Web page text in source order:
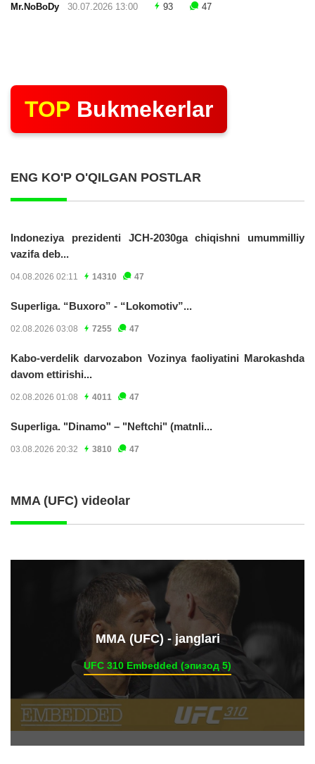
Mr.NoBoDy 30.07.2026 13:00 93 47
TOP Bukmekerlar
ENG KO'P O'QILGAN POSTLAR
Indoneziya prezidenti JCH-2030ga chiqishni umummilliy
vazifa deb...
04.08.2026 02:11 14310 47
Superliga. “Buxoro” - “Lokomotiv”...
02.08.2026 03:08 7255 47
Kabo-verdelik darvozabon Vozinya faoliyatini Marokashda
davom ettirishi...
02.08.2026 01:08 4011 47
Superliga. "Dinamo" – "Neftchi" (matnli...
03.08.2026 20:32 3810 47
MMA (UFC) videolar
ММА (UFC) - janglari
UFC 310 Embedded (эпизод 5)